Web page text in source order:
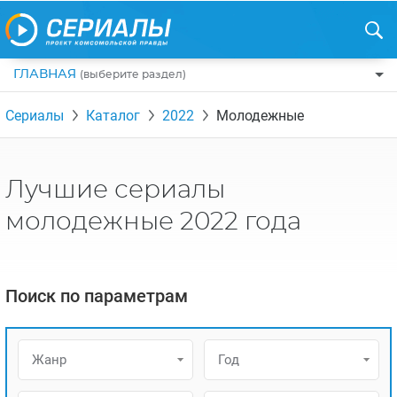
ГЛАВНАЯ (выберите раздел)
ПО ЖАНРАМ
КОМЕДИИ
УЖАСЫ
ФЭНТЕЗИ
ДЕТЕКТИВЫ
КРИМИНАЛ
ТУРЦИЯ
КАНАДА
РЕЦЕНЗИИ
АЗИАТСКИЕ СЕРИАЛЫ
ИНТЕРВЬЮ
Сериалы Каталог 2022 Молодежные
Лучшие сериалы
молодежные 2022 года
Поиск по параметрам
Жанр Год